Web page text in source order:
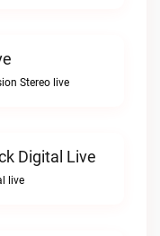
Stereo live
Digital Live
live